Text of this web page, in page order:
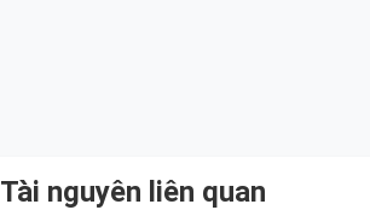
Tài nguyên liên quan